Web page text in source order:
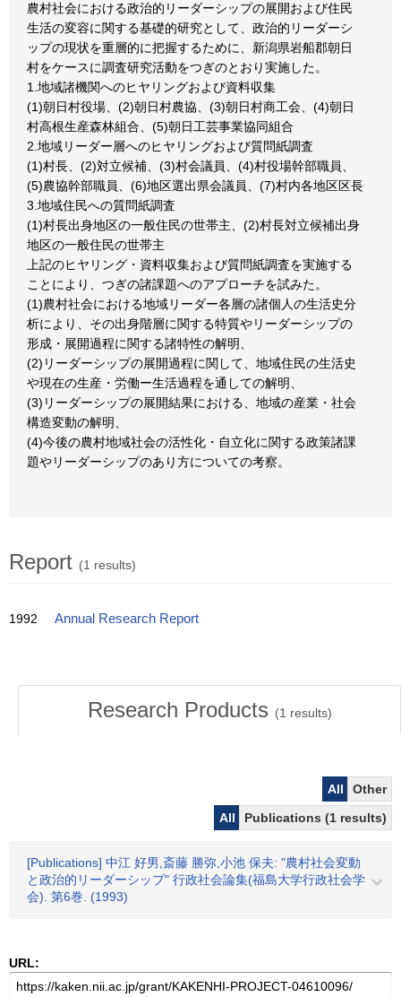
農村社会における政治的リーダーシップの展開および住民
生活の変容に関する基礎的研究として、政治的リーダーシ
ップの現状を重層的に把握するために、新潟県岩船郡朝日
村をケースに調査研究活動をつぎのとおり実施した。
1.地域諸機関へのヒヤリングおよび資料収集
(1)朝日村役場、(2)朝日村農協、(3)朝日村商工会、(4)朝日
村高根生産森林組合、(5)朝日工芸事業協同組合
2.地域リーダー層へのヒヤリングおよび質問紙調査
(1)村長、(2)対立候補、(3)村会議員、(4)村役場幹部職員、
(5)農協幹部職員、(6)地区選出県会議員、(7)村内各地区区長
3.地域住民への質問紙調査
(1)村長出身地区の一般住民の世帯主、(2)村長対立候補出身
地区の一般住民の世帯主
上記のヒヤリング・資料収集および質問紙調査を実施する
ことにより、つぎの諸課題へのアプローチを試みた。
(1)農村社会における地域リーダー各層の諸個人の生活史分
析により、その出身階層に関する特質やリーダーシップの
形成・展開過程に関する諸特性の解明、
(2)リーダーシップの展開過程に関して、地域住民の生活史
や現在の生産・労働ー生活過程を通しての解明、
(3)リーダーシップの展開結果における、地域の産業・社会
構造変動の解明、
(4)今後の農村地域社会の活性化・自立化に関する政策諸課
題やリーダーシップのあり方についての考察。
Report (1 results)
1992 Annual Research Report
Research Products (1 results)
All
Other
All
Publications (1 results)
[Publications] 中江 好男,斎藤 勝弥,小池 保夫: "農村社会変動
と政治的リーダーシップ" 行政社会論集(福島大学行政社会学
会). 第6巻. (1993)
URL: